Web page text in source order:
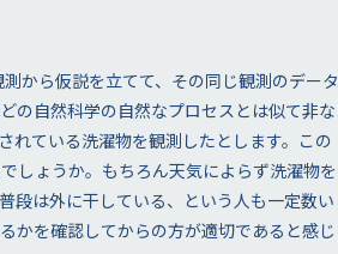
から仮説を立てて、その同じ観測のデータ
の自然科学の自然なプロセスとは似て非な
れている洗濯物を観測したとします。この
しょうか。もちろん天気によらず洗濯物を
段は外に干している、という人も一定数い
かを確認してからの方が適切であると感じ